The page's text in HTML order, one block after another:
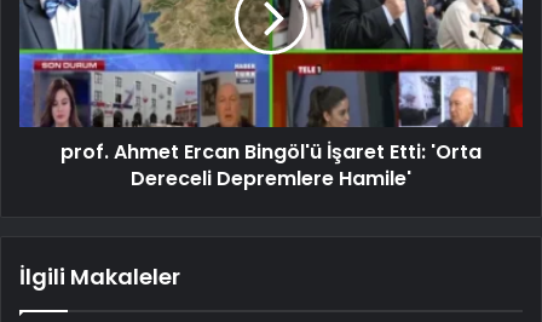
prof. Ahmet Ercan Bingöl'ü İşaret Etti: 'Orta
Dereceli Depremlere Hamile'
İlgili Makaleler